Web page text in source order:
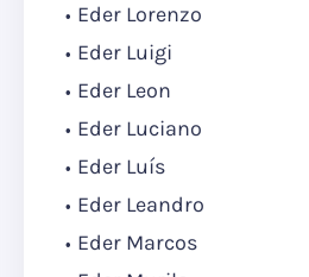
Eder Lorenzo
Eder Luigi
Eder Leon
Eder Luciano
Eder Luís
Eder Leandro
Eder Marcos